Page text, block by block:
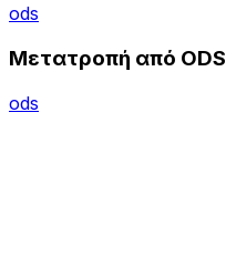
ods
Μετατροπή από ODS
ods